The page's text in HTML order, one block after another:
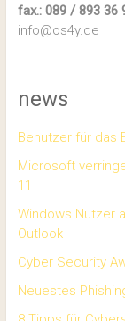
fax.: 089 / 893 36
info@os4y.de
news
Benutzer für das
Microsoft
11
Windows Nutzer
Outlook
Cyber Security
Neuestes